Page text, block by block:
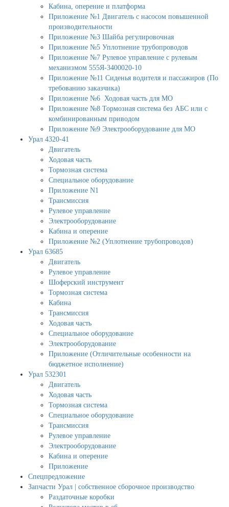
Кабина, оперение и платформа
Приложение №1 Двигатель с насосом повышенной
производительности
Приложение №3 Шайба регулировочная
Приложение №5 Уплотнение трубопроводов
Приложение №7 Рулевое управление с рулевым
механизмом 555Я-3400020-10
Приложение №11 Сиденья водителя и пассажиров (По
требованию заказчика)
Приложение №6 Ходовая часть для МО
Приложение №8 Тормозная система без АБС или с
комбинированным приводом
Приложение №9 Электрооборудование для МО
Урал 4320-41
Двигатель
Ходовая часть
Тормозная система
Специальное оборудование
Приложение N1
Трансмиссия
Рулевое управление
Электрооборудование
Кабина и оперение
Приложение №2 (Уплотнение трубопроводов)
Урал 63685
Двигатель
Рулевое управление
Шоферский инструмент
Тормозная система
Кабина
Трансмиссия
Ходовая часть
Специальное оборудование
Электрооборудование
Приложение (Отличительные особенности на
бюджетное исполнение)
Урал 532301
Двигатель
Ходовая часть
Тормозная система
Специальное оборудование
Трансмиссия
Рулевое управление
Электрооборудование
Кабина и оперение
Приложение
Спецпредложение
Запчасти Урал | собственное сборочное производство
Раздаточные коробки